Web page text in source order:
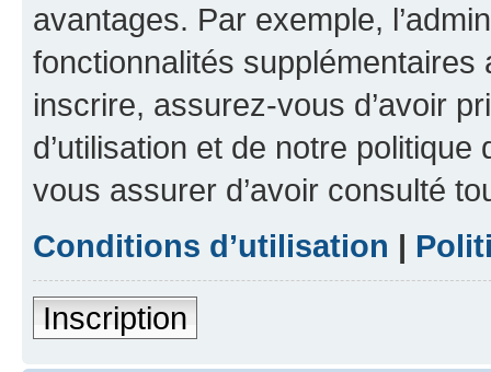
avantages. Par exemple,
fonctionnalités
inscrire, assurez-vous d’avoir
d’utilisation et de notre
vous assurer d’avoir consulté
Conditions d’utilisation |
Inscription